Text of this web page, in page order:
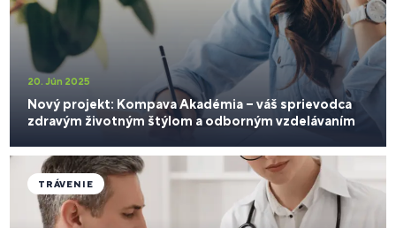
20. Jún 2025
Nový projekt: Kompava Akadémia – váš sprievodca
zdravým životným štýlom a odborným vzdelávaním
TRÁVENIE